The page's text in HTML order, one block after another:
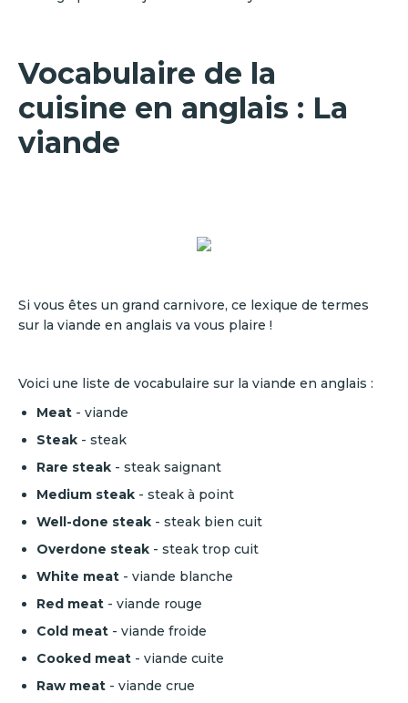
Vocabulaire de la
cuisine en anglais : La
viande
Si vous êtes un grand carnivore, ce lexique de termes
sur la viande en anglais va vous plaire !
Voici une liste de vocabulaire sur la viande en anglais :
Meat - viande
Steak - steak
Rare steak - steak saignant
Medium steak - steak à point
Well-done steak - steak bien cuit
Overdone steak - steak trop cuit
White meat - viande blanche
Red meat - viande rouge
Cold meat - viande froide
Cooked meat - viande cuite
Raw meat - viande crue